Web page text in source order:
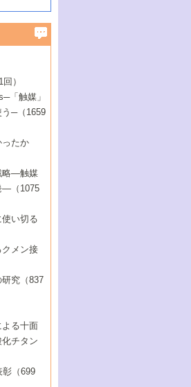
・大阪府
・成蹊大
・ロワジ
新機能開拓
・関西大
新潮流
の進歩
合成
けた重合
製造・貯
媒および
面構造の
来展望1：
化学の進
未来展望
プロセス
たな触媒
媒研究
開
技術の新
セスの新
用
寄与する
表面現象
展
回触媒討論
展開
現状と未
口：コン
ークスル
みません
に伝える
した金属
その利用-
望
記念・触
/創立40周
の特徴と
調製
を中心と
銅はどん
化
研究の展
の触媒
媒
ル触媒の
索から工
と展開
展開と応
ル―探索か
こと PartII
躍をめざ
計
）
「触媒」
う─（1659
ったか
略―触媒
―（1075
い切る
メン接
究（837
る十面
チタン
彰（699